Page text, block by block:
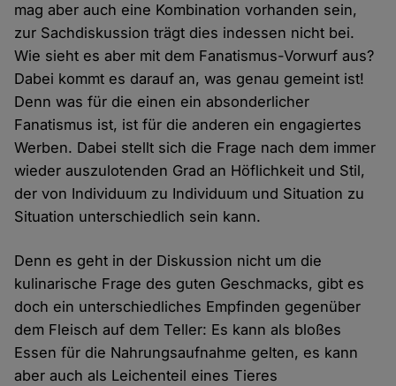
mag aber auch eine Kombination vorhanden sein,
zur Sachdiskussion trägt dies indessen nicht bei.
Wie sieht es aber mit dem Fanatismus-Vorwurf aus?
Dabei kommt es darauf an, was genau gemeint ist!
Denn was für die einen ein absonderlicher
Fanatismus ist, ist für die anderen ein engagiertes
Werben. Dabei stellt sich die Frage nach dem immer
wieder auszulotenden Grad an Höflichkeit und Stil,
der von Individuum zu Individuum und Situation zu
Situation unterschiedlich sein kann.
Denn es geht in der Diskussion nicht um die
kulinarische Frage des guten Geschmacks, gibt es
doch ein unterschiedliches Empfinden gegenüber
dem Fleisch auf dem Teller: Es kann als bloßes
Essen für die Nahrungsaufnahme gelten, es kann
aber auch als Leichenteil eines Tieres